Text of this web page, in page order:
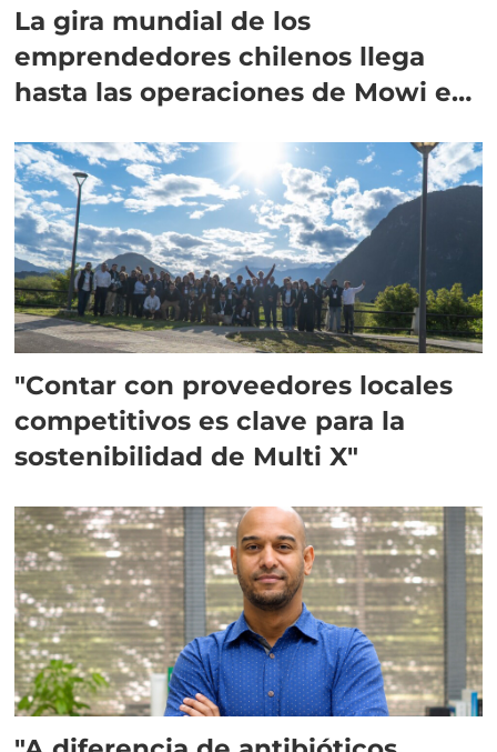
La gira mundial de los
emprendedores chilenos llega
hasta las operaciones de Mowi en
"Contar con proveedores locales
competitivos es clave para la
sostenibilidad de Multi X"